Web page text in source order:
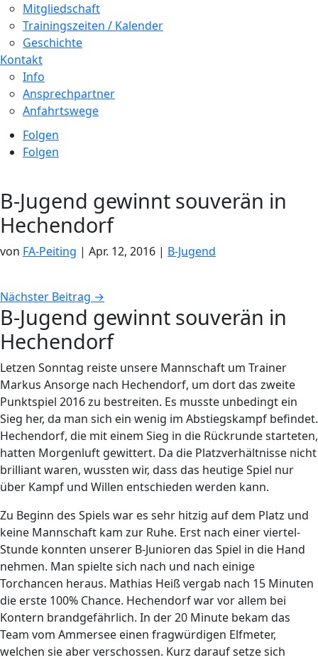
Mitgliedschaft
Trainingszeiten / Kalender
Geschichte
Kontakt
Info
Ansprechpartner
Anfahrtswege
Folgen
Folgen
B-Jugend gewinnt souverän in
Hechendorf
von FA-Peiting | Apr. 12, 2016 | B-Jugend
Nächster Beitrag →
B-Jugend gewinnt souverän in
Hechendorf
Letzen Sonntag reiste unsere Mannschaft um Trainer
Markus Ansorge nach Hechendorf, um dort das zweite
Punktspiel 2016 zu bestreiten. Es musste unbedingt ein
Sieg her, da man sich ein wenig im Abstiegskampf befindet.
Hechendorf, die mit einem Sieg in die Rückrunde starteten,
hatten Morgenluft gewittert. Da die Platzverhältnisse nicht
brilliant waren, wussten wir, dass das heutige Spiel nur
über Kampf und Willen entschieden werden kann.
Zu Beginn des Spiels war es sehr hitzig auf dem Platz und
keine Mannschaft kam zur Ruhe. Erst nach einer viertel-
Stunde konnten unserer B-Junioren das Spiel in die Hand
nehmen. Man spielte sich nach und nach einige
Torchancen heraus. Mathias Heiß vergab nach 15 Minuten
die erste 100% Chance. Hechendorf war vor allem bei
Kontern brandgefährlich. In der 20 Minute bekam das
Team vom Ammersee einen fragwürdigen Elfmeter,
welchen sie aber verschossen. Kurz darauf setze sich